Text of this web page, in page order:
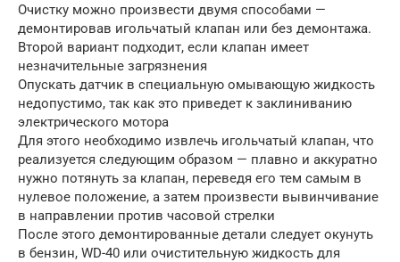
Очистку можно произвести двумя способами —
демонтировав игольчатый клапан или без демонтажа.
Второй вариант подходит, если клапан имеет
незначительные загрязнения
Опускать датчик в специальную омывающую жидкость
недопустимо, так как это приведет к заклиниванию
электрического мотора
Для этого необходимо извлечь игольчатый клапан, что
реализуется следующим образом — плавно и аккуратно
нужно потянуть за клапан, переведя его тем самым в
нулевое положение, а затем произвести вывинчивание
в направлении против часовой стрелки
После этого демонтированные детали следует окунуть
в бензин, WD-40 или очистительную жидкость для